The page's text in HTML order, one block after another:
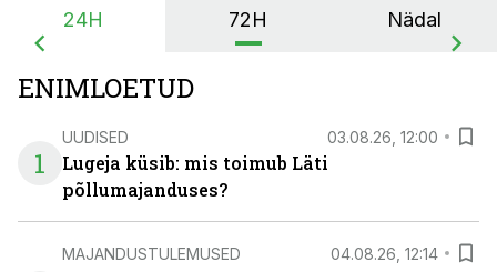
24H 72H Nädal
ENIMLOETUD
1
UUDISED 03.08.26, 12:00
Lugeja küsib: mis toimub Läti
põllumajanduses?
MAJANDUSTULEMUSED 04.08.26, 12:14